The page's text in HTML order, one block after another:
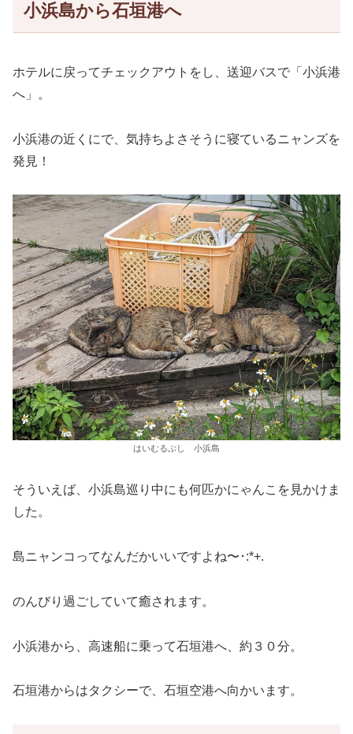
小浜島から石垣港へ
ホテルに戻ってチェックアウトをし、送迎バスで「小浜港
へ」。
小浜港の近くにで、気持ちよさそうに寝ているニャンズを
発見！
はいむるぶし 小浜島
そういえば、小浜島巡り中にも何匹かにゃんこを見かけま
した。
島ニャンコってなんだかいいですよね〜･:*+.
のんびり過ごしていて癒されます。
小浜港から、高速船に乗って石垣港へ、約３０分。
石垣港からはタクシーで、石垣空港へ向かいます。